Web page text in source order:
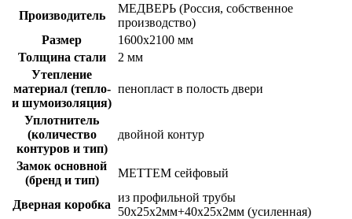
Производитель
МЕДВЕРЬ (Россия, собственное
производство)
Размер
1600х2100 мм
Толщина стали
2 мм
Утепление
материал (тепло-
и шумоизоляция)
пенопласт в полость двери
Уплотнитель
(количество
контуров и тип)
двойной контур
Замок основной
(бренд и тип)
MЕТТЕМ сейфовый
Дверная коробка
из профильной трубы
50х25х2мм+40х25х2мм (усиленная)